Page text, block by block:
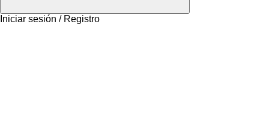
Iniciar sesión / Registro